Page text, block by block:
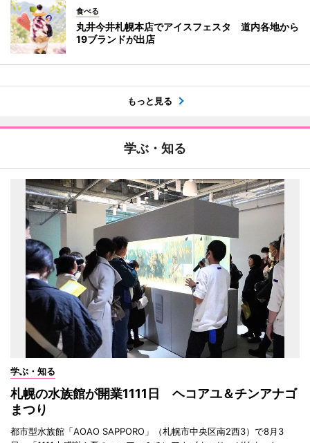
食べる
丸井今井札幌本店でアイスフェスタ 道内各地から
19ブランドが出店
もっと見る
学ぶ・知る
学ぶ・知る
札幌の水族館が開業1111日 ヘコアユ＆チンアナゴ
まつり
都市型水族館「AOAO SAPPORO」（札幌市中央区南2西3）で8月3